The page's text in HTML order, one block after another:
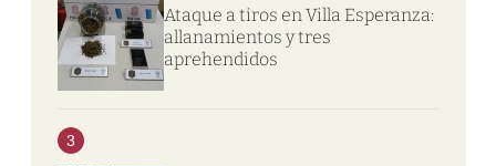
Ataque a tiros en Villa Esperanza:
allanamientos y tres
aprehendidos
3